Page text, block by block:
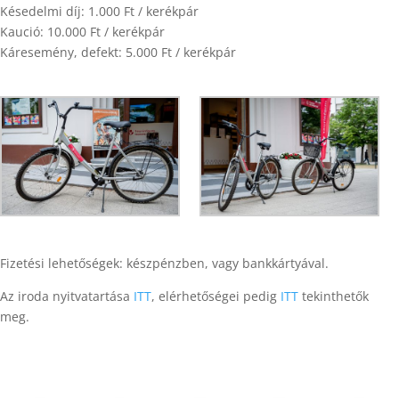
Késedelmi díj: 1.000 Ft / kerékpár
Kaució: 10.000 Ft / kerékpár
Káresemény, defekt: 5.000 Ft / kerékpár
Fizetési lehetőségek: készpénzben, vagy bankkártyával.
Az iroda nyitvatartása ITT, elérhetőségei pedig ITT tekinthetők
meg.